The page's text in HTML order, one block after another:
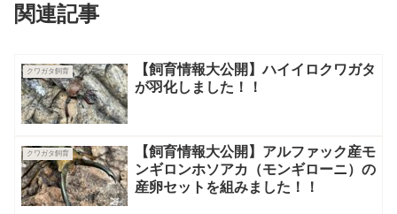
関連記事
クワガタ飼育
【飼育情報大公開】ハイイロクワガタ
が羽化しました！！
クワガタ飼育
【飼育情報大公開】アルファック産モ
ンギロンホソアカ（モンギローニ）の
産卵セットを組みました！！